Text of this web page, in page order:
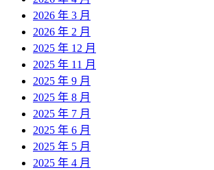
2026 年 3 月
2026 年 2 月
2025 年 12 月
2025 年 11 月
2025 年 9 月
2025 年 8 月
2025 年 7 月
2025 年 6 月
2025 年 5 月
2025 年 4 月